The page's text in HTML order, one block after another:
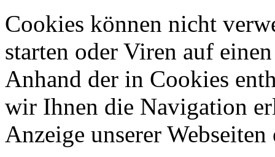
Cookies können nicht
starten oder Viren auf
Anhand der in Cookies
wir Ihnen die Navigation
Anzeige unserer